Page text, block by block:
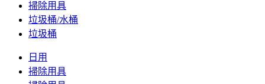
掃除用具
垃圾桶/水桶
垃圾桶
日用
掃除用具